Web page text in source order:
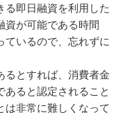
る即日融資を利用した
資が可能である時間
ているので、忘れずに
るとすれば、消費者金
ると認定されること
は非常に難しくなって